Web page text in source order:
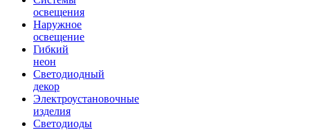
освещения
Наружное
освещение
Гибкий
неон
Светодиодный
декор
Электроустановочные
изделия
Светодиоды